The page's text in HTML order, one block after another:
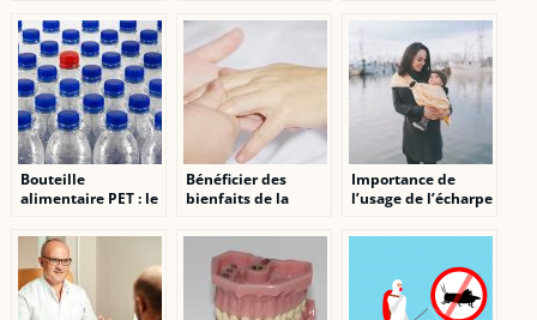
France.
Bouteille
alimentaire PET : le
prisé
Bénéficier des
bienfaits de la
en restant chez soi
Importance de
l’usage de l’écharpe
nœud et conseils de